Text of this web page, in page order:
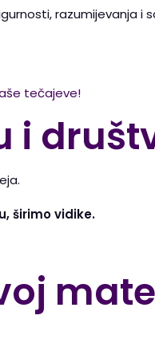
razumijevanja i
tečajeve!
i
širimo vidike.